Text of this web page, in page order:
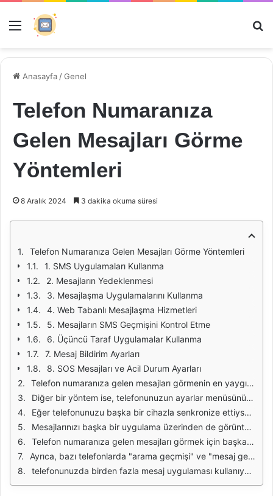
Menü
Anasayfa /Genel
Telefon Numaranıza
Gelen Mesajları Görme
Yöntemleri
8 Aralık 2024 3 dakika okuma süresi
Telefon Numaranıza Gelen Mesajları Görme Yöntemleri
1. SMS Uygulamaları Kullanma
2. Mesajların Yedeklenmesi
3. Mesajlaşma Uygulamalarını Kullanma
4. Web Tabanlı Mesajlaşma Hizmetleri
5. Mesajların SMS Geçmişini Kontrol Etme
6. Üçüncü Taraf Uygulamalar Kullanma
7. Mesaj Bildirim Ayarları
8. SOS Mesajları ve Acil Durum Ayarları
Telefon numaranıza gelen mesajları görmenin en yaygın yöntemlerinden biri, cep telefonunuzun mesaj uygulamasını kullanmaktır. Çoğu telefon, gelen mesajları otomatik olarak kaydeder ve uygulama üzerinden kolayca erişilebilir hale getirir. Mesajlarınızı görüntülemek için, ana ekranınızdaki mesaj uygulamasına girmeniz yeterlidir. Buradan, gelen kutusunu kontrol ederek, aldığınız tüm mesajları görebilir ve gerektiğinde yanıt verebilirsiniz.
Diğer bir yöntem ise, telefonunuzun ayarlar menüsünü kullanarak mesaj bildirimlerini yönetmektir. Bu ayarlar, hangi uygulamaların bildirim göndereceğini belirlemenize olanak tanır. Mesaj uygulamanızın bildirim ayarlarını etkinleştirerek, gelen mesajlarınızı anında görebilir ve hızlı bir şekilde yanıt verebilirsiniz. Ayrıca, mesajların önizlemesini ekranınızda gösterecek şekilde ayarlayarak, mesaj içeriğini doğrudan bildirim alanından kontrol edebilirsiniz.
Eğer telefonunuzu başka bir cihazla senkronize ettiyseniz, gelen mesajları o cihazdan da görebilirsiniz. Örneğin, bazı akıllı telefonlar, bilgisayar veya tablet gibi diğer cihazlarla entegre olma özelliğine sahiptir. Bu tür bir senkronizasyon sayesinde, telefonunuza gelen mesajları bilgisayarınızdan okuyabilir ve yanıtlayabilirsiniz. Bu özellik, özellikle sık sık bilgisayar başında çalışan kişiler için oldukça kullanışlıdır.
Mesajlarınızı başka bir uygulama üzerinden de görüntüleyebilirsiniz. Örneğin, bazı sosyal medya platformları ve iletişim uygulamaları, telefon numaranızı kullanarak mesaj göndermenize olanak tanır. Bu tür uygulamalarda, gelen mesajlarınızı kontrol ederek, telefon numaranıza gelen iletileri takip edebilirsiniz. Bu yöntem, farklı platformlar üzerinden gelen mesajları tek bir yerden yönetmenizi sağlar.
Telefon numaranıza gelen mesajları görmek için başka bir alternatif de, mesaj yedekleme uygulamaları kullanmaktır. Bu uygulamalar, mesajlarınızı yedekleyerek, istediğiniz zaman erişmenizi sağlar. Yedekleme işlemi sonrası, mesajlarınızı geri yükleyebilir ve geçmişte aldığınız mesajlara ulaşabilirsiniz. Bu yöntem, özellikle önemli mesajları kaybetmemek için oldukça faydalıdır.
Ayrıca, bazı telefonlarda "arama geçmişi" ve "mesaj geçmişi" gibi özellikler bulunmaktadır. Bu özellikler sayesinde, aradığınız bir mesajı veya çağrıyı kolayca bulabilirsiniz. Mesaj geçmişi, aldığınız ve gönderdiğiniz tüm mesajların kaydını tutar ve istediğiniz zaman erişim sağlar. Bu sayede, daha önce aldığınız mesajları veya iletişim geçmişinizi inceleyebilirsiniz.
telefonunuzda birden fazla mesaj uygulaması kullanıyorsanız, hangi uygulamanın hangi mesajları gösterdiğini kontrol etmek önemlidir. Bazı mesaj uygulamaları, gelen mesajları filtreleyebilir veya gruplandırabilir. Bu nedenle, tüm uygulamalardaki gelen kutularını kontrol etmek, kaçırdığınız önemli mesajları görmenize yardımcı olabilir. Böylece, telefon numaranıza gelen mesajları daha etkili bir şekilde yönetebilirsiniz.